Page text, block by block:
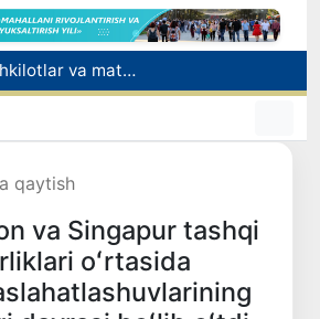
Ekstremistik tashkilotlar va materiallarning elektron reyestri yuritiladi
O‘zbekiston Jurnalistlar uyushmasi qoshida Blogerlar ijodiy kengashi tashkil etildi
FOTON va MKBANK strategik hamkorlik va bo‘lib to‘lash shartlari!
qaytish
va Singapur tashqi
oʻrtasida